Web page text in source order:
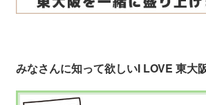
みなさんに知って欲しいI LOVE 東大